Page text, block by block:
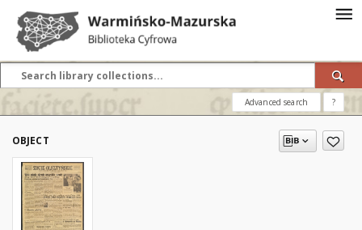
Advanced search ?
OBJECT